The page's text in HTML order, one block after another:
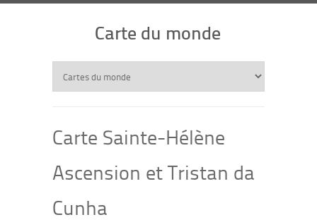
Carte du monde
Carte Sainte-Hélène
Ascension et Tristan da
Cunha